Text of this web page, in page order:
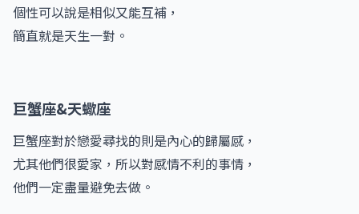
個性可以說是相似又能互補，
簡直就是天生一對。
巨蟹座&天蠍座
巨蟹座對於戀愛尋找的則是內心的歸屬感，
尤其他們很愛家，所以對感情不利的事情，
他們一定盡量避免去做。